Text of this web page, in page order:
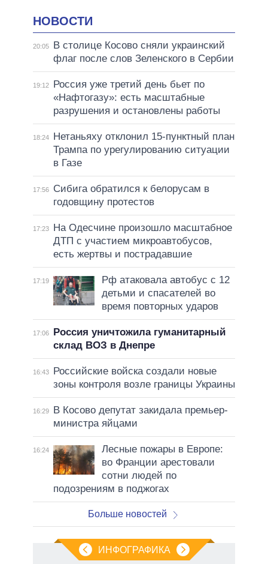
НОВОСТИ
20:05
В столице Косово сняли украинский
флаг после слов Зеленского в Сербии
19:12
Россия уже третий день бьет по
«Нафтогазу»: есть масштабные
разрушения и остановлены работы
18:24
Нетаньяху отклонил 15-пунктный план
Трампа по урегулированию ситуации
в Газе
17:56
Сибига обратился к белорусам в
годовщину протестов
17:23
На Одесчине произошло масштабное
ДТП с участием микроавтобусов,
есть жертвы и пострадавшие
17:19
Рф атаковала автобус с 12
детьми и спасателей во
время повторных ударов
17:06
Россия уничтожила гуманитарный
склад ВОЗ в Днепре
16:43
Российские войска создали новые
зоны контроля возле границы Украины
16:29
В Косово депутат закидала премьер-
министра яйцами
16:24
Лесные пожары в Европе:
во Франции арестовали
сотни людей по
подозрениям в поджогах
Больше новостей
ИНФОГРАФИКА